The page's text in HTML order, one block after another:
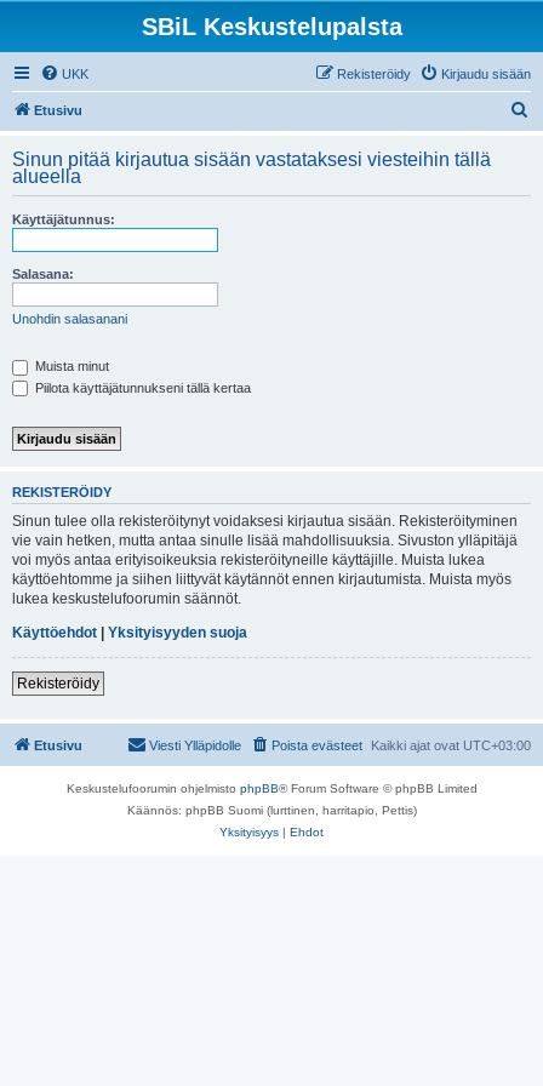
SBiL Keskustelupalsta
UKK Kirjaudu sisään
Rekisteröidy
Etusivu
i
Sinun pitää kirjautua sisään vastataksesi viesteihin tällä
alueella
Käyttäjätunnus:
Salasana:
Unohdin salasanani
Muista minut
Piilota käyttäjätunnukseni tällä kertaa
REKISTERÖIDY
Sinun tulee olla rekisteröitynyt voidaksesi kirjautua sisään. Rekisteröityminen
vie vain hetken, mutta antaa sinulle lisää mahdollisuuksia. Sivuston ylläpitäjä
voi myös antaa erityisoikeuksia rekisteröityneille käyttäjille. Muista lukea
käyttöehtomme ja siihen liittyvät käytännöt ennen kirjautumista. Muista myös
lukea keskustelufoorumin säännöt.
Käyttöehdot | Yksityisyyden suoja
Rekisteröidy
Etusivu Kaikki ajat ovat UTC+03:00
Poista evästeet
Viesti Ylläpidolle
Keskustelufoorumin ohjelmisto phpBB® Forum Software © phpBB Limited
Käännös: phpBB Suomi (lurttinen, harritapio, Pettis)
Yksityisyys | Ehdot